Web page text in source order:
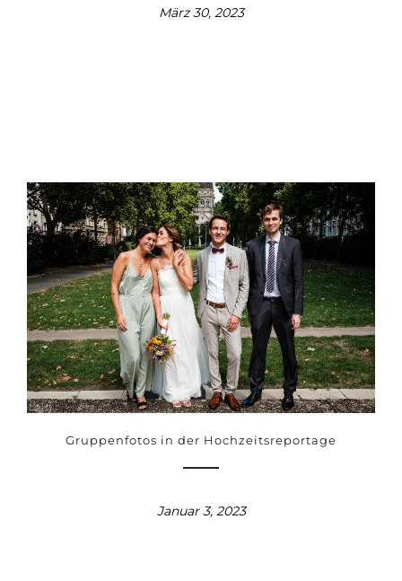
März 30, 2023
Gruppenfotos in der Hochzeitsreportage
Januar 3, 2023